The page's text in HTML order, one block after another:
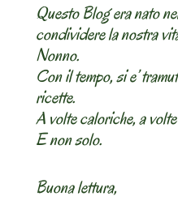
Questo Blog era nato
condividere la nostra
Nonno.
Con il tempo, si e’
ricette.
A volte caloriche, a
E non solo.
Buona lettura,